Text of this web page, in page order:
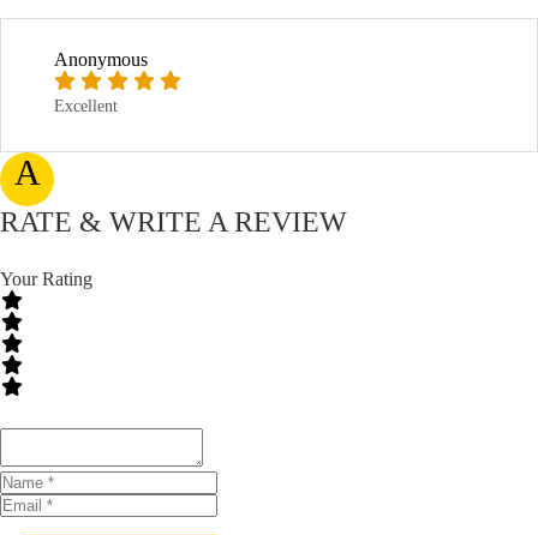
A
Anonymous
Excellent
RATE & WRITE A REVIEW
Your Rating